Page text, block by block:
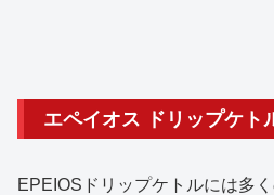
エペイオス ドリップケト
EPEIOSドリップケトルには多